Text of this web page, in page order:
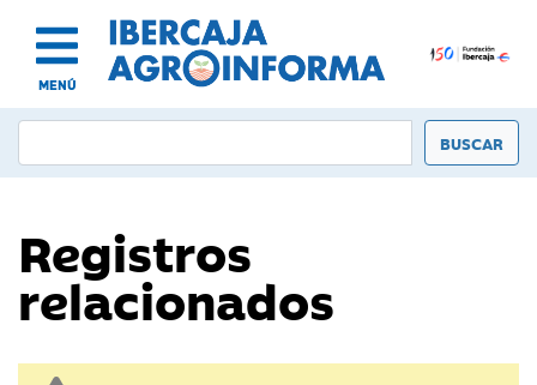
MENÚ
Registros
relacionados